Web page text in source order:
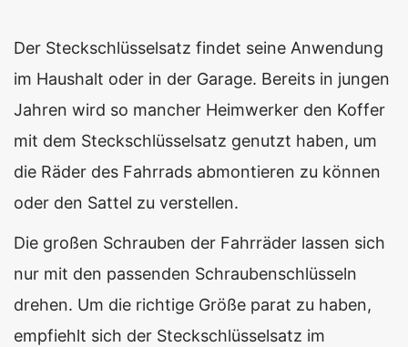
Der Steckschlüsselsatz findet seine Anwendung
im Haushalt oder in der Garage. Bereits in jungen
Jahren wird so mancher Heimwerker den Koffer
mit dem Steckschlüsselsatz genutzt haben, um
die Räder des Fahrrads abmontieren zu können
oder den Sattel zu verstellen.
Die großen Schrauben der Fahrräder lassen sich
nur mit den passenden Schraubenschlüsseln
drehen. Um die richtige Größe parat zu haben,
empfiehlt sich der Steckschlüsselsatz im